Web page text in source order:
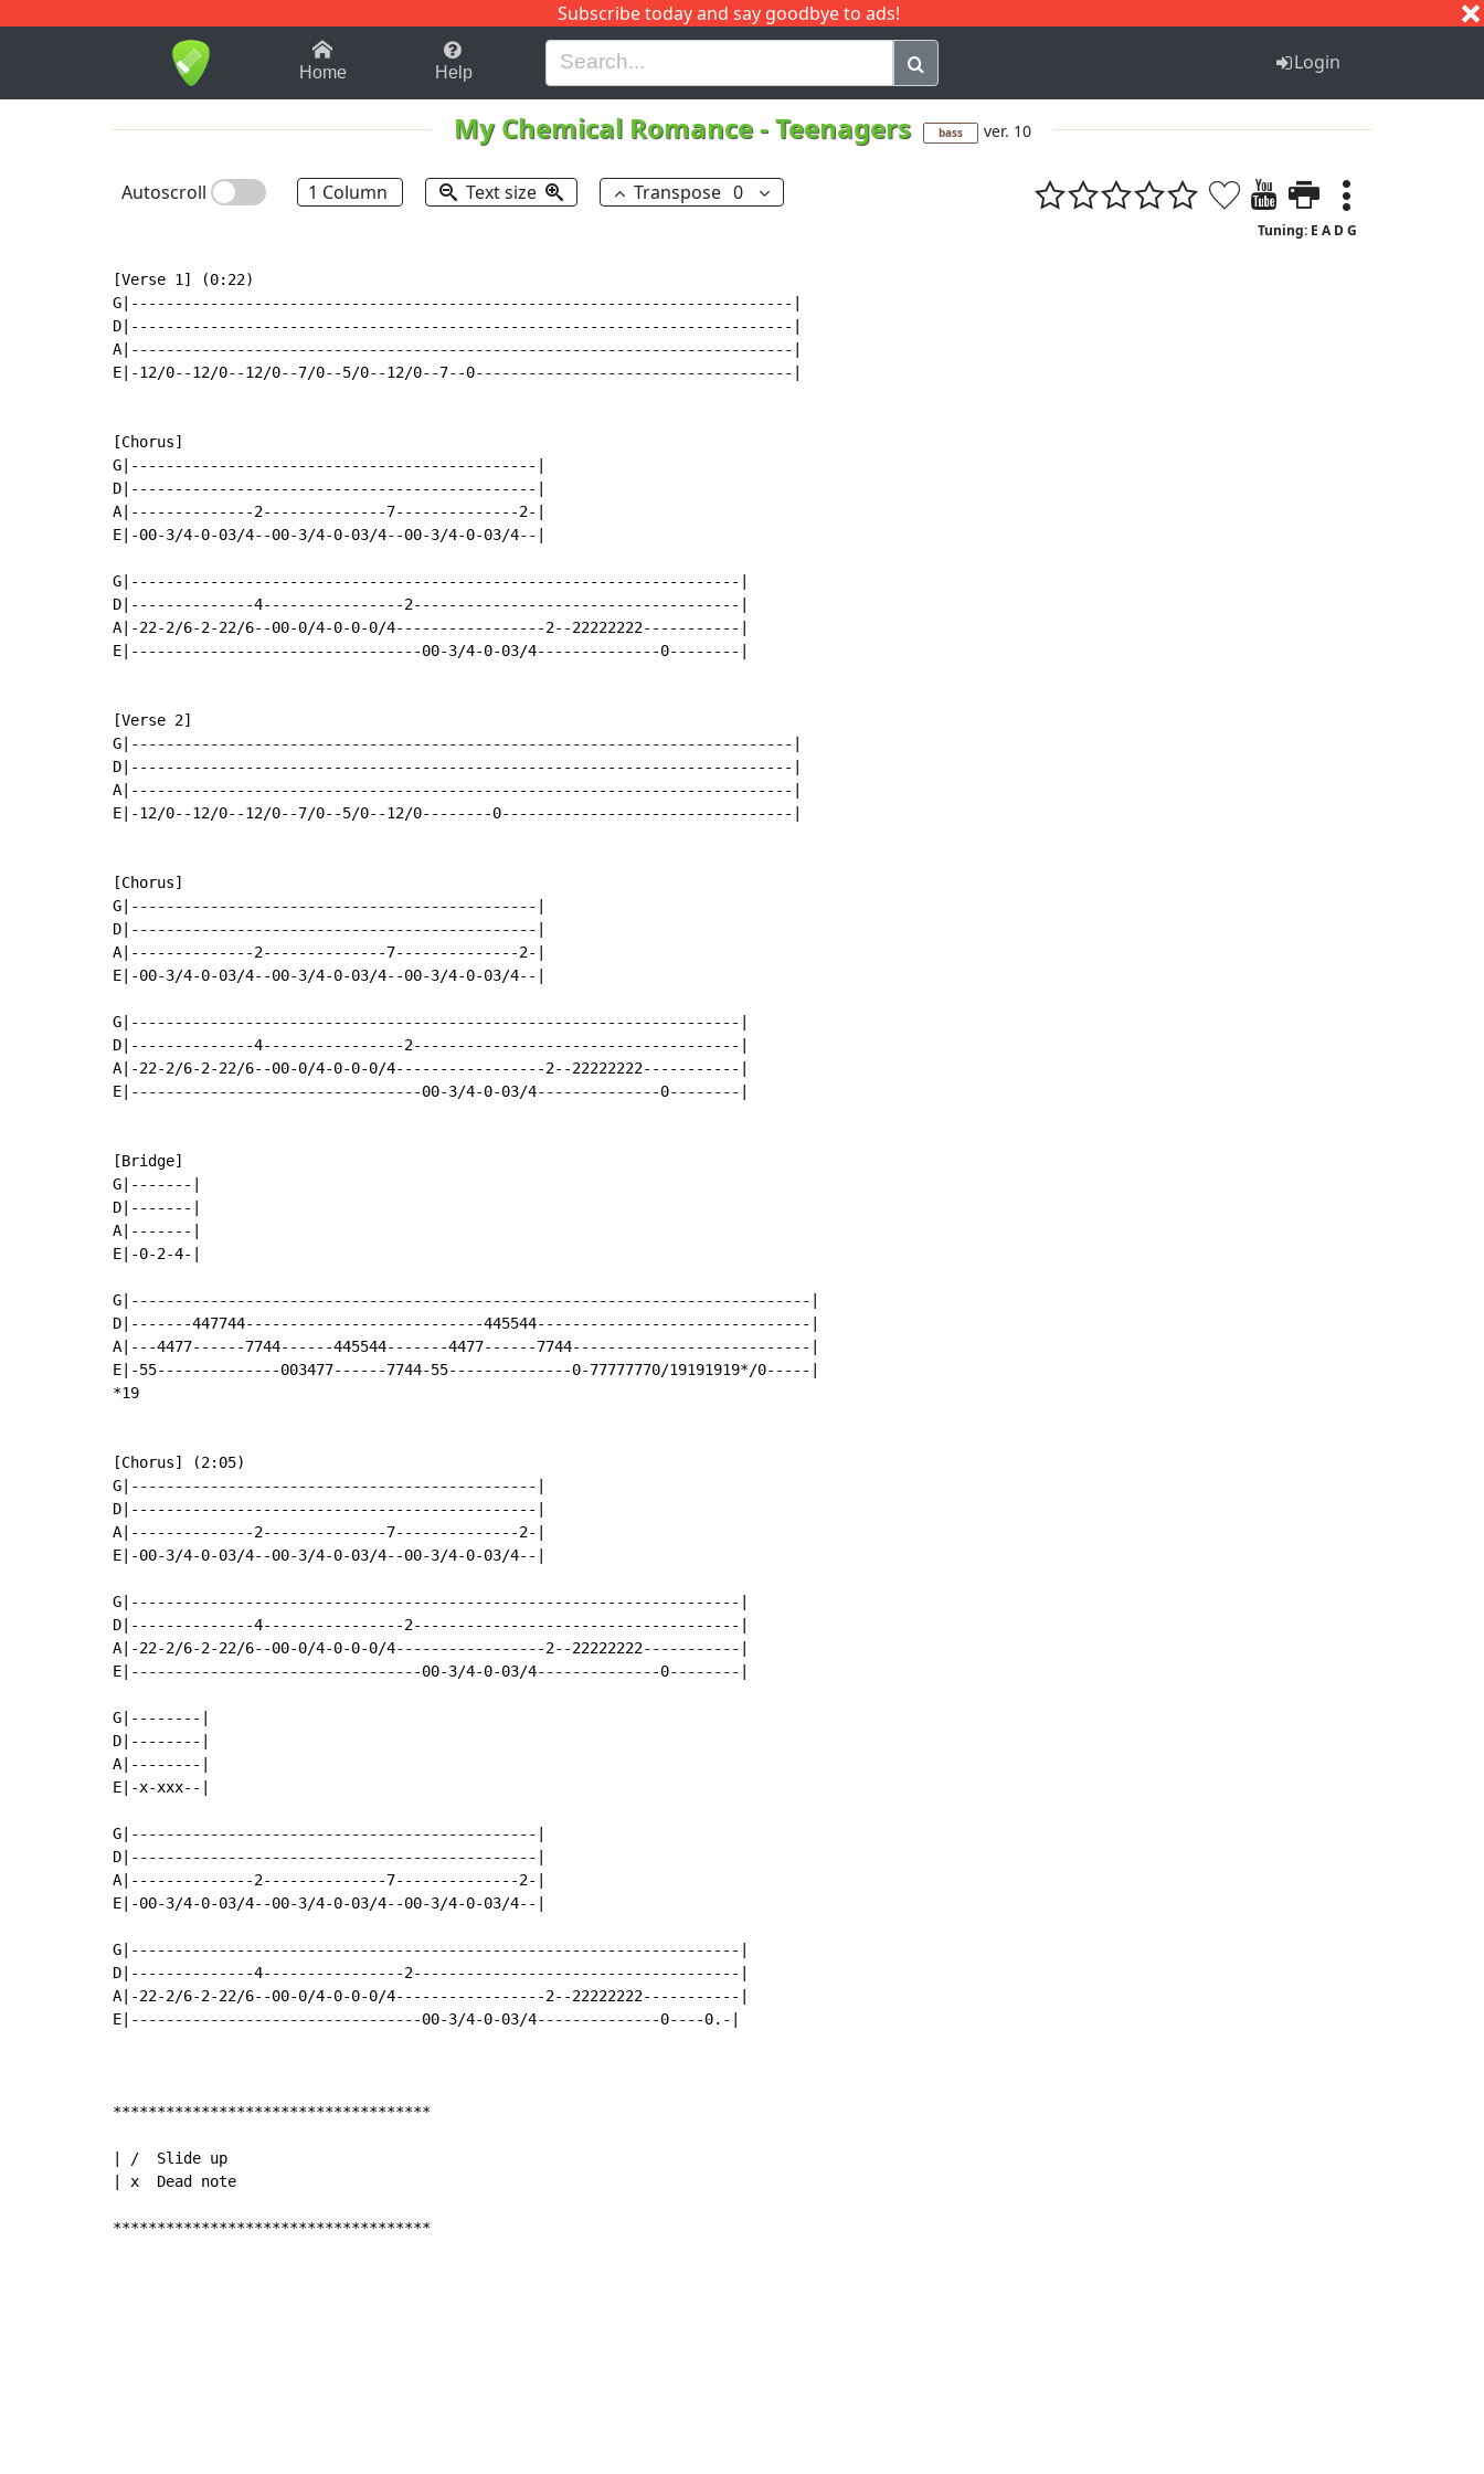
Subscribe today and say goodbye to ads!
1-9 B H I J Q
Home Help Login
My Chemical Romance-Teenagers bass ver. 10
Autoscroll 1 Column Text size Transpose 0
Tuning: E A D G
[Verse 1] (0:22)
G|---------------------------------------------------------------------------|
D|---------------------------------------------------------------------------|
A|---------------------------------------------------------------------------|
E|-12/0--12/0--12/0--7/0--5/0--12/0--7--0------------------------------------|
[Chorus]
G|----------------------------------------------|
D|----------------------------------------------|
A|--------------2--------------7--------------2-|
E|-00-3/4-0-03/4--00-3/4-0-03/4--00-3/4-0-03/4--|
G|---------------------------------------------------------------------|
D|--------------4----------------2-------------------------------------|
A|-22-2/6-2-22/6--00-0/4-0-0-0/4-----------------2--22222222-----------|
E|---------------------------------00-3/4-0-03/4--------------0--------|
[Verse 2]
G|---------------------------------------------------------------------------|
D|---------------------------------------------------------------------------|
A|---------------------------------------------------------------------------|
E|-12/0--12/0--12/0--7/0--5/0--12/0--------0---------------------------------|
[Chorus]
G|----------------------------------------------|
D|----------------------------------------------|
A|--------------2--------------7--------------2-|
E|-00-3/4-0-03/4--00-3/4-0-03/4--00-3/4-0-03/4--|
G|---------------------------------------------------------------------|
D|--------------4----------------2-------------------------------------|
A|-22-2/6-2-22/6--00-0/4-0-0-0/4-----------------2--22222222-----------|
E|---------------------------------00-3/4-0-03/4--------------0--------|
[Bridge]
G|-------|
D|-------|
A|-------|
E|-0-2-4-|
G|-----------------------------------------------------------------------------|
D|-------447744---------------------------445544-------------------------------|
A|---4477------7744------445544-------4477------7744---------------------------|
E|-55--------------003477------7744-55--------------0-77777770/19191919*/0-----|
*19
[Chorus] (2:05)
G|----------------------------------------------|
D|----------------------------------------------|
A|--------------2--------------7--------------2-|
E|-00-3/4-0-03/4--00-3/4-0-03/4--00-3/4-0-03/4--|
G|---------------------------------------------------------------------|
D|--------------4----------------2-------------------------------------|
A|-22-2/6-2-22/6--00-0/4-0-0-0/4-----------------2--22222222-----------|
E|---------------------------------00-3/4-0-03/4--------------0--------|
G|--------|
D|--------|
A|--------|
E|-x-xxx--|
G|----------------------------------------------|
D|----------------------------------------------|
A|--------------2--------------7--------------2-|
E|-00-3/4-0-03/4--00-3/4-0-03/4--00-3/4-0-03/4--|
G|---------------------------------------------------------------------|
D|--------------4----------------2-------------------------------------|
A|-22-2/6-2-22/6--00-0/4-0-0-0/4-----------------2--22222222-----------|
E|---------------------------------00-3/4-0-03/4--------------0----0.-|
************************************
| /  Slide up
| x  Dead note
************************************